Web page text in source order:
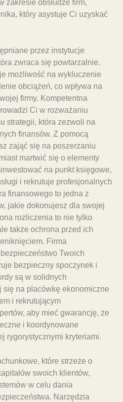
zakresie obsłudze firm,
który asystuje Ci uzyskać
przez instytucje
zwraca się powtarzalnie.
możliwość na wykluczenie
obciążeń, co wpływa na
firmy. Kompetentna
Ci w rozważaniu
strategii, która zezwoli na
finansów. Z pomocą
zająć się na poszerzaniu
martwić się o elementy
na punkt księgowe,
i rekrutuje profesjonalnych
finansowego to jedna z
jakie dokonujesz dla swojej
rozliczenia to nie tylko
także ochrona przed ich
Firma
Twoich
bezpieczny spoczynek i
są w solidnych
się na placówkę ekonomiczne
i rekrutującym
aby mieć gwarancję, że
i koordynowane
rygorystycznymi kryteriami.
które strzeże o
swoich klientów,
w celu dania
Narzędzia